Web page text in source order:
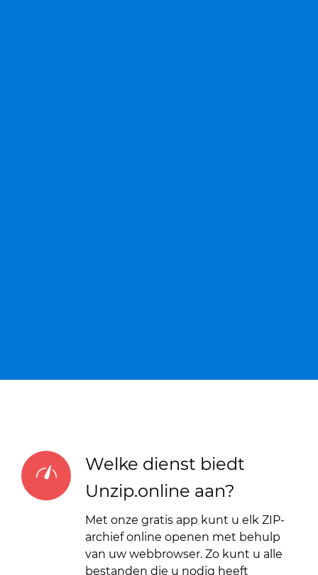
Welke dienst biedt
Unzip.online aan?
Met onze gratis app kunt u elk ZIP-
archief online openen met behulp
van uw webbrowser. Zo kunt u alle
bestanden die u nodig heeft